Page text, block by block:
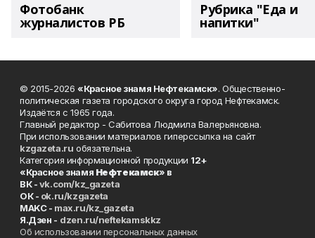
Фотобанк
журналистов РБ
Рубрика "Еда и
напитки"
© 2015-2026 «Красное знамя Нефтекамск». Общественно-
политическая газета городского округа город Нефтекамск.
Издаётся с 1965 года.
Главный редактор - Сабитова Людмила Валерьяновна.
При использовании материалов гиперссылка на сайт
kzgazeta.ru обязательна.
Категория информационной продукции 12+
«Красное знамя Нефтекамск» в
ВК -vk.com/kz_gazeta
ОК - ok.ru/kzgazeta
MAKC - max.ru/kz_gazeta
Я.Дзен - dzen.ru/neftekamskkz
Об использовании персональных данных